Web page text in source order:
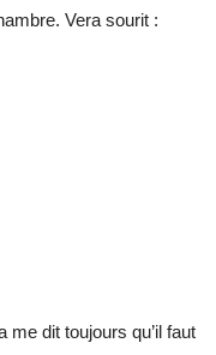
Vera sourit :
me dit toujours qu’il faut